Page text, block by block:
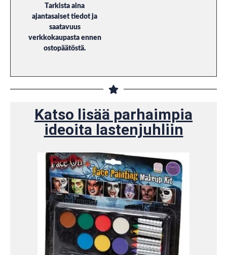
Tarkista aina
ajantasaiset tiedot ja
saatavuus
verkkokaupasta ennen
ostopäätöstä.
Katso lisää parhaimpia
ideoita lastenjuhliin